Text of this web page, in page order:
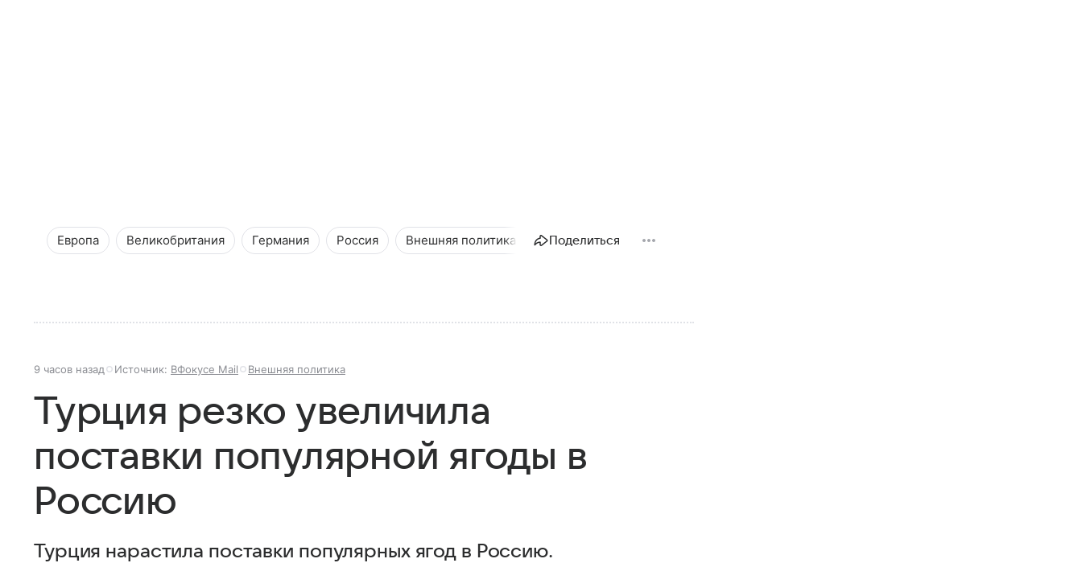
Европа Великобритания Германия Россия Внешняя политика Новости
Поделиться
9 часов назад Источник: ВФокусе Mail Внешняя политика
Турция резко увеличила
поставки популярной ягоды в
Россию
Турция нарастила поставки популярных ягод в Россию.